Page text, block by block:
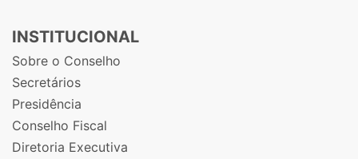
INSTITUCIONAL
Sobre o Conselho
Secretários
Presidência
Conselho Fiscal
Diretoria Executiva